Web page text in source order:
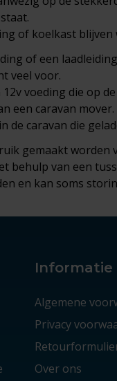
of koelkast
of een
veel voor.
12v voeding die op
een caravan mover.
de caravan die
gemaakt worden
behulp van een
en kan soms
Informatie
Algemene
Privacy
Over ons